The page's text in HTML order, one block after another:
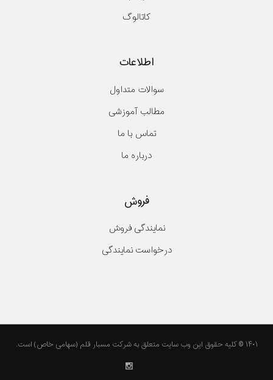
کاتالوگ
اطلاعات
سوالات متداول
مطالب آموزشی
تماس با ما
درباره ما
فروش
نمایندگی فروش
درخواست نمایندگی
۱۴۰۱ © کلیه حقوق این وب سایت متعلق به شرکت مسبار قلم (سهامی خاص) است.